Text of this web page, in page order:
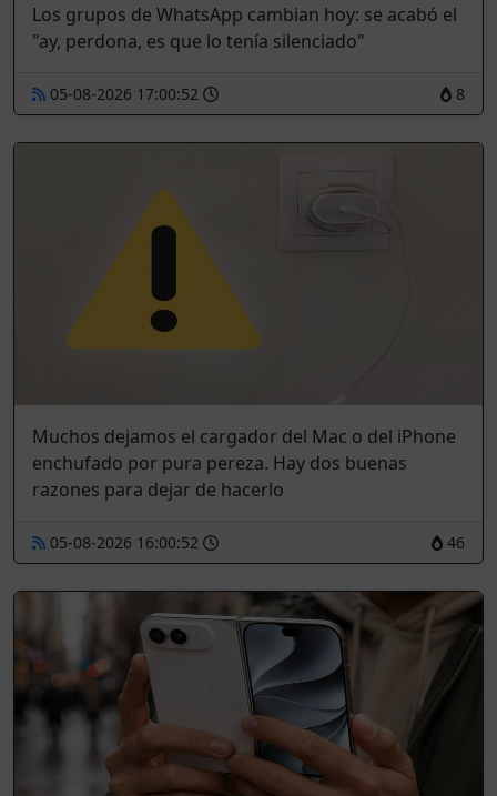
Los grupos de WhatsApp cambian hoy: se acabó el
"ay, perdona, es que lo tenía silenciado"
8
05-08-2026 17:00:52
Muchos dejamos el cargador del Mac o del iPhone
enchufado por pura pereza. Hay dos buenas
razones para dejar de hacerlo
46
05-08-2026 16:00:52